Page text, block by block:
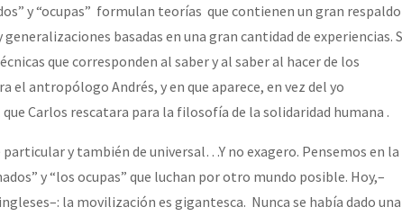
y “ocupas” formulan teorías que contienen un gran respaldo
basadas en una gran cantidad de experiencias.
que corresponden al saber y al saber al hacer de los
el antropólogo Andrés, y en que aparece, en vez del yo
Carlos rescatara para la filosofía de la solidaridad humana .
y también de universal…Y no exagero. Pensemos en la
y “los ocupas” que luchan por otro mundo posible. Hoy,–
la movilización es gigantesca. Nunca se había dado una